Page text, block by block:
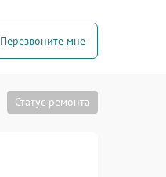
Перезвоните мне
Статус ремонта